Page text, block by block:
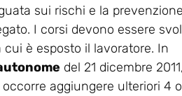
sui rischi e la prevenzione
I corsi devono essere
è esposto il lavoratore. In
del 21 dicembre
aggiungere ulteriori 4